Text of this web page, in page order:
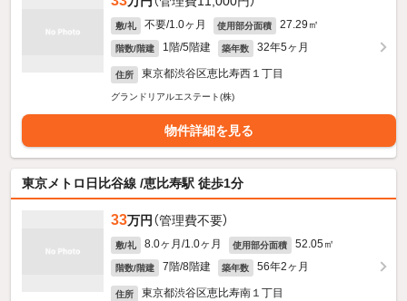
敷/礼 不要/1.0ヶ月 使用部分面積 27.29㎡
階数/階建 1階/5階建 築年数 32年5ヶ月
住所 東京都渋谷区恵比寿西１丁目
グランドリアルエステート(株)
物件詳細を見る
東京メトロ日比谷線 /恵比寿駅 徒歩1分
33万円 （管理費不要）
敷/礼 8.0ヶ月/1.0ヶ月 使用部分面積 52.05㎡
階数/階建 7階/8階建 築年数 56年2ヶ月
住所 東京都渋谷区恵比寿南１丁目